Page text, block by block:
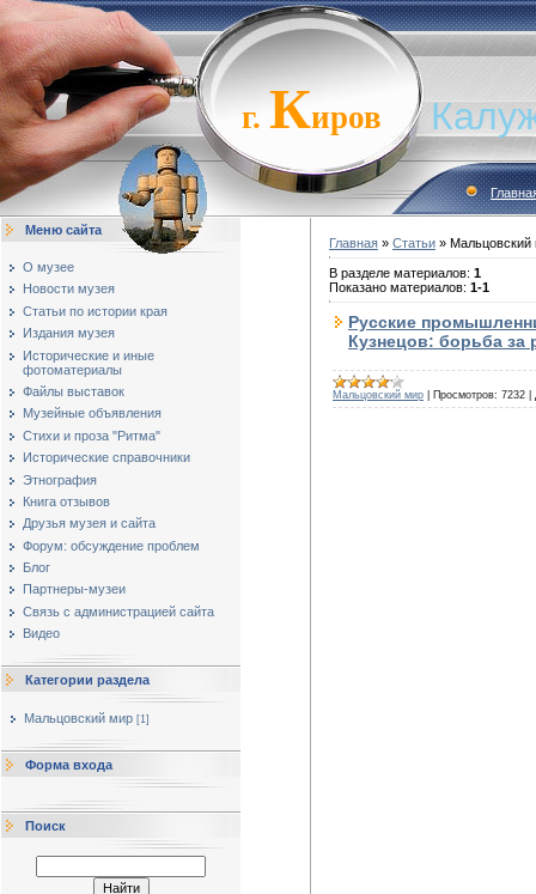
г. Киров
Меню сайта
О музее
Новости музея
Статьи по истории края
Издания музея
Исторические и иные
фотоматериалы
Файлы выставок
Музейные объявления
Стихи и проза "Ритма"
Исторические справочники
Этнография
Книга отзывов
Друзья музея и сайта
Форум: обсуждение проблем
Блог
Партнеры-музеи
Cвязь с администрацией сайта
Видео
Категории раздела
Мальцовский мир [1]
Форма входа
Поиск
Главная » Статьи » Мальцовский
В разделе материалов: 1
Показано материалов: 1-1
Русские
Кузнецов: борьба за
Мальцовский мир Просмотров: 7232